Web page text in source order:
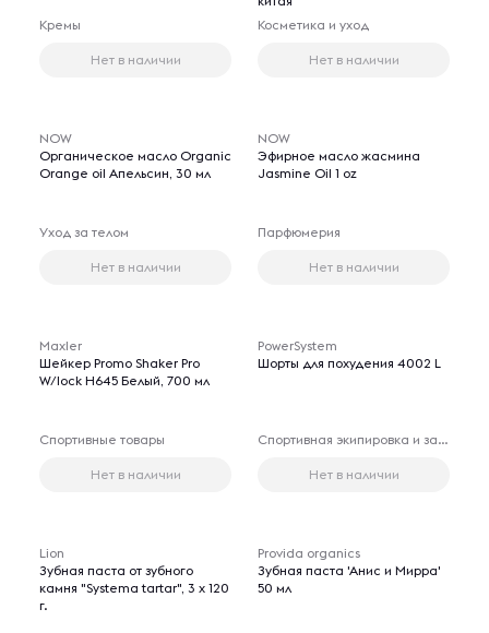
Кремы
Нет в наличии
Косметика и уход
Нет в наличии
NOW
Органическое масло Organic
Orange oil Апельсин, 30 мл
Уход за телом
Нет в наличии
NOW
Эфирное масло жасмина
Jasmine Oil 1 oz
Парфюмерия
Нет в наличии
Maxler
Шейкер Promo Shaker Pro
W/lock H645 Белый, 700 мл
Спортивные товары
Нет в наличии
PowerSystem
Шорты для похудения 4002 L
Спортивная экипировка и защита
Нет в наличии
Lion
Зубная паста от зубного
камня "Systema tartar", 3 х 120
г.
Provida organics
Зубная паста 'Анис и Мирра'
50 мл